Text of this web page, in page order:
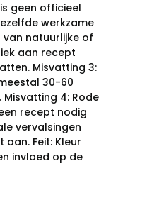
geen officieel
werkzame
natuurlijke of
aan recept
Misvatting 3:
30-60
4: Rode
recept nodig
vervalsingen
Feit: Kleur
invloed op de